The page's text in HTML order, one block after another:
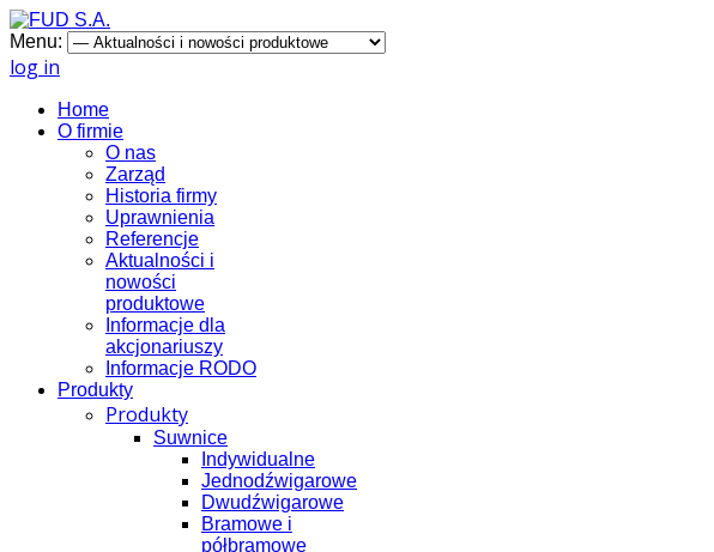
Menu:
log in
Home
O firmie
O nas
Zarząd
Historia firmy
Uprawnienia
Referencje
Aktualności i
nowości
produktowe
Informacje dla
akcjonariuszy
Informacje RODO
Produkty
Produkty
Suwnice
Indywidualne
Jednodźwigarowe
Dwudźwigarowe
Bramowe i
półbramowe